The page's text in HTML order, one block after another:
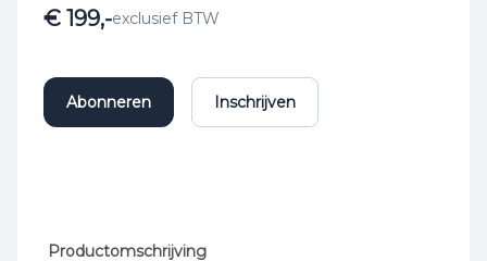
€ 199,-exclusief BTW
Abonneren Inschrijven
Productomschrijving